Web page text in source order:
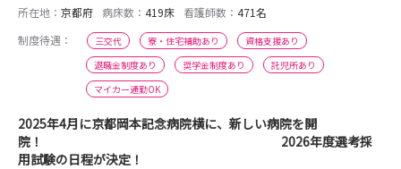
所在地： 京都府 病床数： 419床 看護師数： 471名
制度待遇：
三交代 寮・住宅補助あり
資格支援あり
退職金制度あり
奨学金制度あり
託児所あり
マイカー通勤OK
2025年4月に京都岡本記念病院横に、新しい病院を開
院！ 2026年度選考採
用試験の日程が決定！